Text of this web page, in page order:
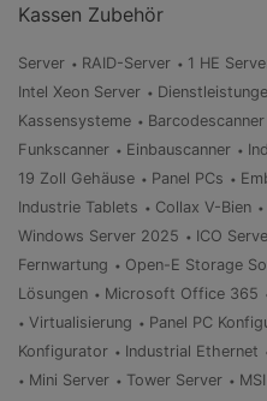
Kassen Zubehör
Server RAID-Server 1 HE
Intel Xeon Server
Kassensysteme
Barcodescanner
Funkscanner
Einbauscanner
19 Zoll Gehäuse
Panel PCs
Industrie Tablets
Collax V-Bien
Windows Server 2025
ICO
Fernwartung
Open-E Storage
Lösungen
Microsoft Office 365
Virtualisierung
Panel PC
Konfigurator
Industrial Ethernet
Mini Server
Tower Server